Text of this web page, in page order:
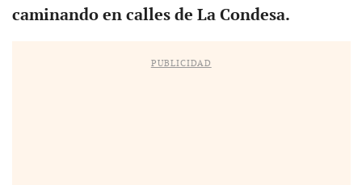
caminando en calles de La Condesa.
PUBLICIDAD